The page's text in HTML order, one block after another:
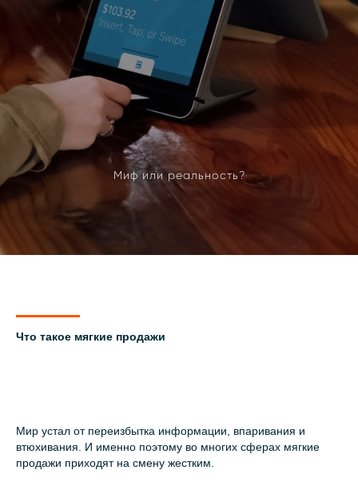
Миф или реальность?
Что такое мягкие продажи
Мир устал от переизбытка информации, впаривания и
втюхивания. И именно поэтому во многих сферах мягкие
продажи приходят на смену жестким.